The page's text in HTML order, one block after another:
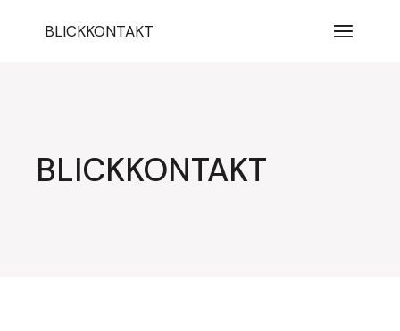
springenBLICKKONTAKT
BLICKKONTAKT